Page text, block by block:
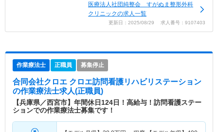
医療法人社団純整会 すがぬま整形外科
クリニックの求人一覧
更新日：2025/08/29 求人番号：9107403
作業療法士 正職員 募集停止
合同会社クロエ クロエ訪問看護リハビリステーション
の作業療法士求人(正職員)
【兵庫県／西宮市】年間休日124日！高給与！訪問看護ステー
ションでの作業療法士募集です！